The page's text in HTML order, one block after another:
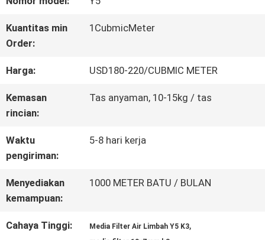
TUR
PABRIK
KONTROL
KUALITAS
HUBUNGI
KAMI
MINTA
Kuantitas min
Order:
1CubmicMeter
Harga: USD180-220/CUBMIC METER
Kemasan
rincian:
Tas anyaman, 10-15kg / tas
Waktu
pengiriman:
5-8 hari kerja
Menyediakan
kemampuan:
1000 METER BATU / BULAN
Cahaya Tinggi: Media Filter Air Limbah Y5 K3,